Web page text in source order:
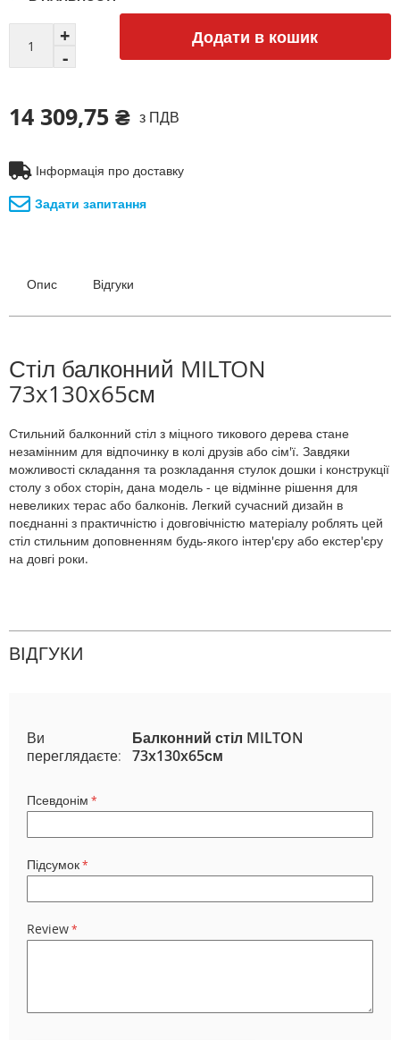
Додати в кошик
14 309,75 ₴ з ПДВ
Інформація про доставку
Задати запитання
Опис Відгуки
Стіл балконний MILTON
73x130x65см
Стильний балконний стіл з міцного тикового дерева стане
незамінним для відпочинку в колі друзів або сім'ї. Завдяки
можливості складання та розкладання стулок дошки і конструкції
столу з обох сторін, дана модель - це відмінне рішення для
невеликих терас або балконів. Легкий сучасний дизайн в
поєднанні з практичністю і довговічністю матеріалу роблять цей
стіл стильним доповненням будь-якого інтер'єру або екстер'єру
на довгі роки.
ВІДГУКИ
Ви
переглядаєте:
Балконний стіл MILTON
73x130x65см
Псевдонім
Підсумок
Review